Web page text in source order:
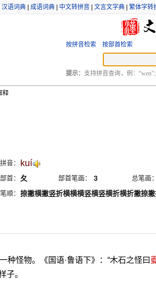
汉语词典 成语词典 中文转拼音 文言文字典 繁体字转
按拼音检索 按部首检索
提示： 支持拼音查询，例：
释
拼音： kuí
部首： 夂 部首笔画： 3
总笔画
笔顺： 捺撇横撇竖折横横横竖横竖横折横折撇捺
种怪物。《国语·鲁语下》：“木石之怪曰
子。